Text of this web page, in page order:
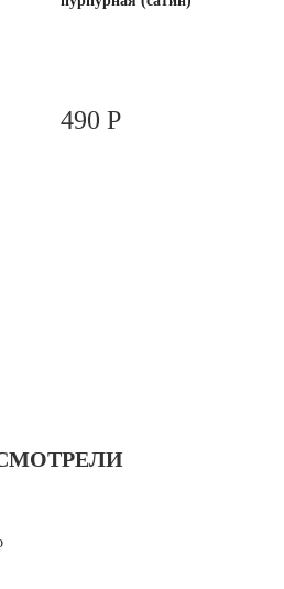
490 Р